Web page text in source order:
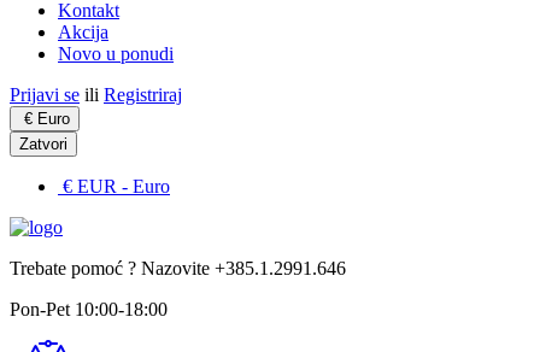
Kontakt
Akcija
Novo u ponudi
Prijavi se ili Registriraj
€ Euro
Zatvori
€ EUR - Euro
Trebate pomoć ? Nazovite +385.1.2991.646
Pon-Pet 10:00-18:00